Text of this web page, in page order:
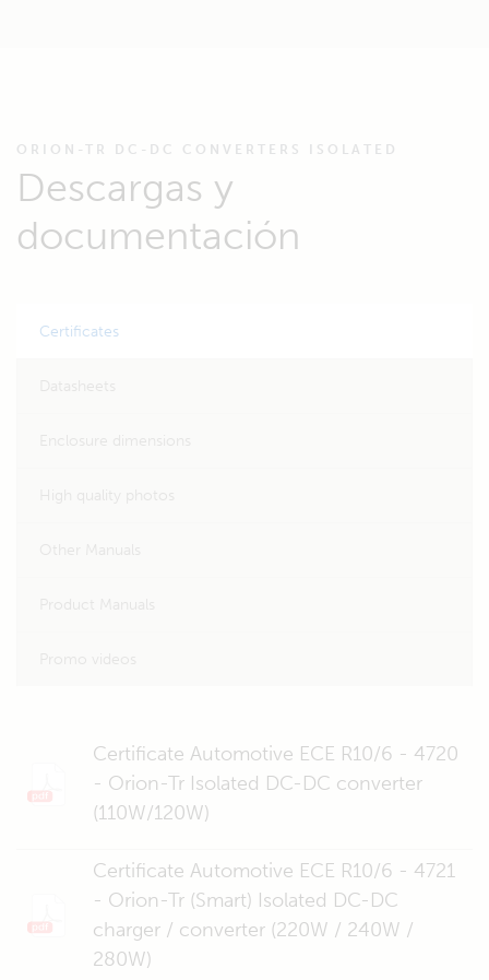
ORION-TR DC-DC CONVERTERS ISOLATED
Descargas y
documentación
Certificates
Certificate Automotive ECE R10/6 - 4720
- Orion-Tr Isolated DC-DC converter
(110W/120W)
Certificate Automotive ECE R10/6 - 4721
- Orion-Tr (Smart) Isolated DC-DC
charger / converter (220W / 240W /
280W)